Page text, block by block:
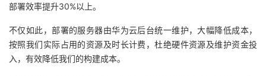
部署效率提升30%以上。
不仅如此，部署的服务器由华为云后台统一维护，大幅降低成本，
按照我们实际占用的资源及时长计费，杜绝硬件资源及维护资金投
入，有效降低我们的构建成本。